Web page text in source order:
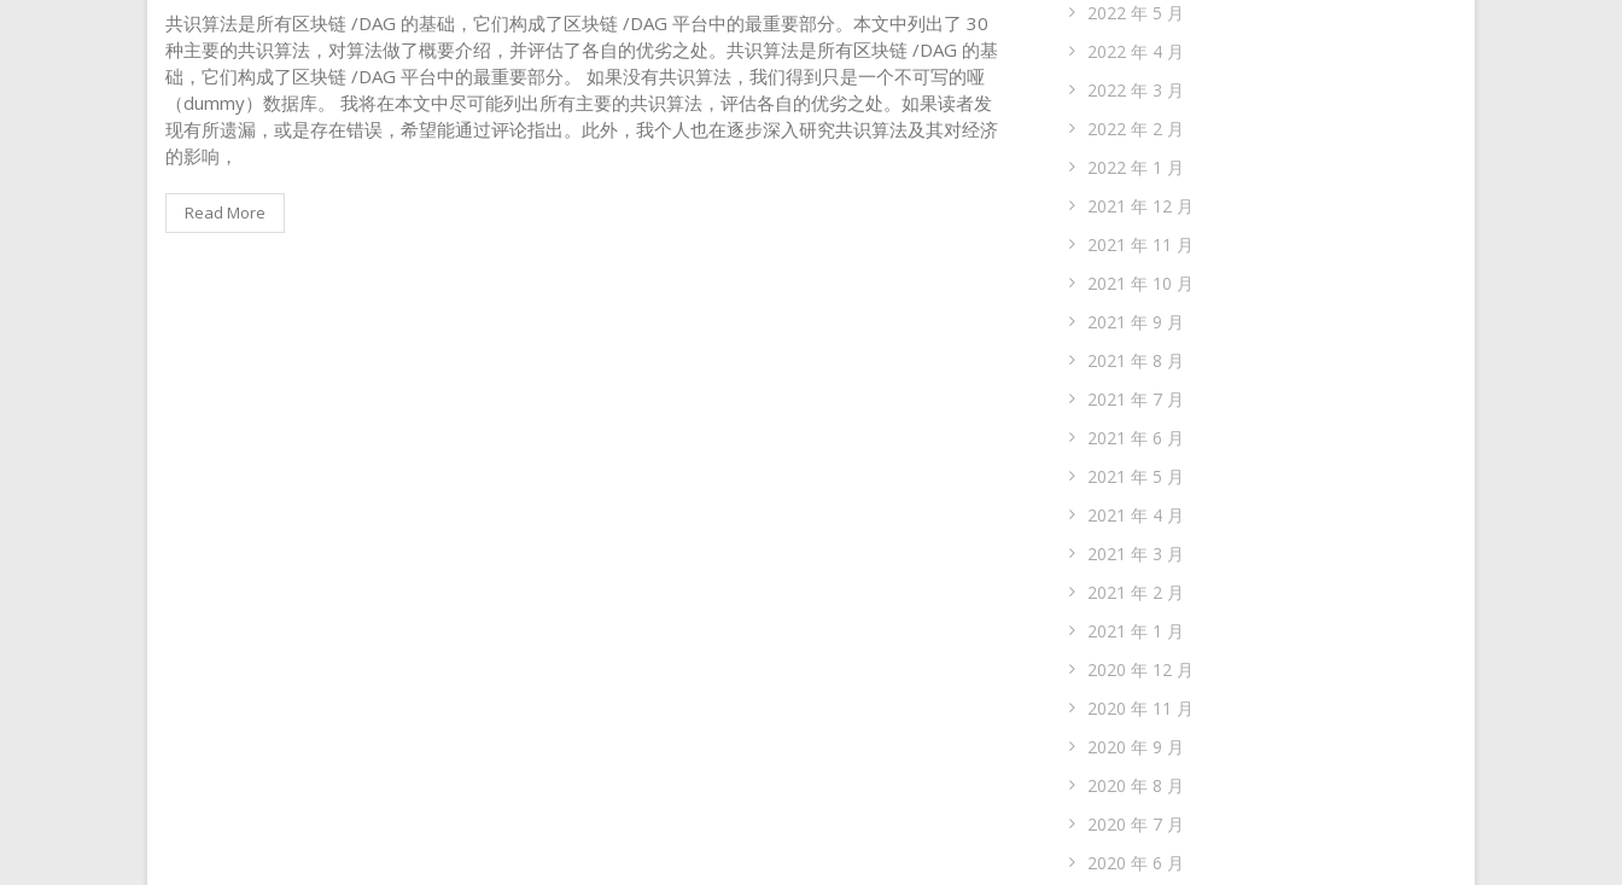
共识算法是所有区块链 /DAG 的基础，它们构成了区块链 /DAG 平台中的最重要部分。本文中列出了 30
种主要的共识算法，对算法做了概要介绍，并评估了各自的优劣之处。共识算法是所有区块链 /DAG 的基
础，它们构成了区块链 /DAG 平台中的最重要部分。 如果没有共识算法，我们得到只是一个不可写的哑
（dummy）数据库。 我将在本文中尽可能列出所有主要的共识算法，评估各自的优劣之处。如果读者发
现有所遗漏，或是存在错误，希望能通过评论指出。此外，我个人也在逐步深入研究共识算法及其对经济
的影响，
Read More
2022 年 5 月
2022 年 4 月
2022 年 3 月
2022 年 2 月
2022 年 1 月
2021 年 12 月
2021 年 11 月
2021 年 10 月
2021 年 9 月
2021 年 8 月
2021 年 7 月
2021 年 6 月
2021 年 5 月
2021 年 4 月
2021 年 3 月
2021 年 2 月
2021 年 1 月
2020 年 12 月
2020 年 11 月
2020 年 9 月
2020 年 8 月
2020 年 7 月
2020 年 6 月